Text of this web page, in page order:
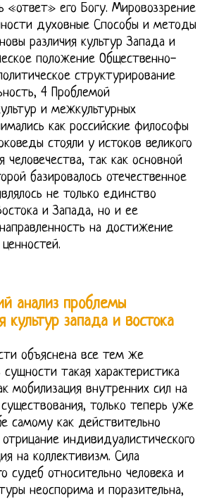
«ответ» его Богу. Мировоззрение
духовные Способы и методы
различия культур Запада и
положение Общественно-
структурирование
4 Проблемой
и межкультурных
как российские философы
стояли у истоков великого
человечества, так как основной
базировалось отечественное
не только единство
и Запада, но и ее
на достижение
анализ проблемы
культур запада и востока
объяснена все тем же
такая характеристика
мобилизация внутренних сил на
только теперь уже
самому как действительно
индивидуалистического
на коллективизм. Сила
судеб относительно человека и
неоспорима и поразительна,